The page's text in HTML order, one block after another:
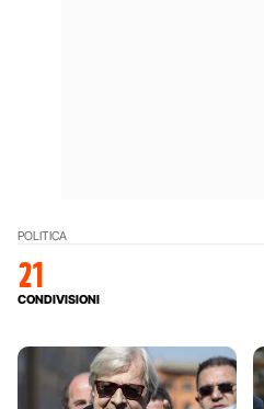
POLITICA
21
CONDIVISIONI